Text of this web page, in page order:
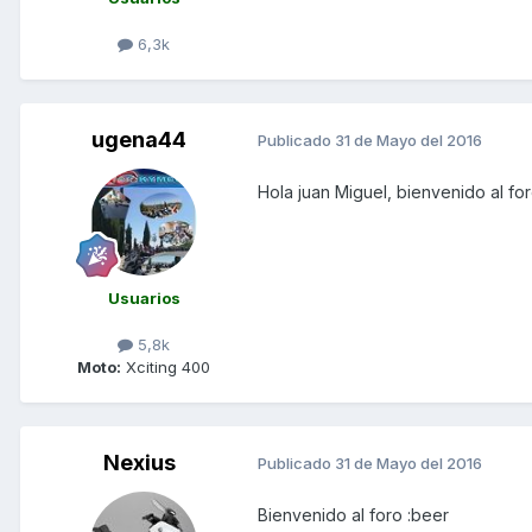
6,3k
ugena44
Usuarios
5,8k
Moto: Xciting 400
Publicado 31 de Mayo del 2016
Hola juan Miguel, bienvenido al
Nexius Publicado 31 de Mayo del 2016
Bienvenido al foro :beer